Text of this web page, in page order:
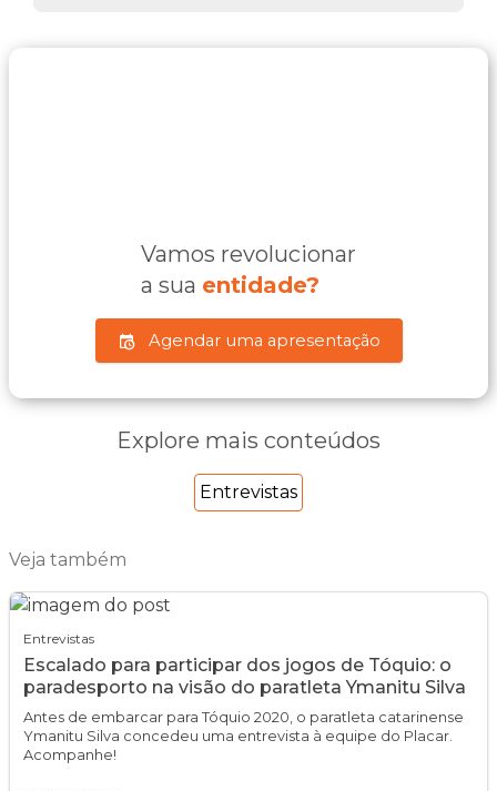
Vamos revolucionar
a sua entidade?
Agendar uma apresentação
Explore mais conteúdos
Entrevistas
Veja também
Entrevistas
Escalado para participar dos jogos de Tóquio: o
paradesporto na visão do paratleta Ymanitu Silva
Antes de embarcar para Tóquio 2020, o paratleta catarinense
Ymanitu Silva concedeu uma entrevista à equipe do Placar.
Acompanhe!